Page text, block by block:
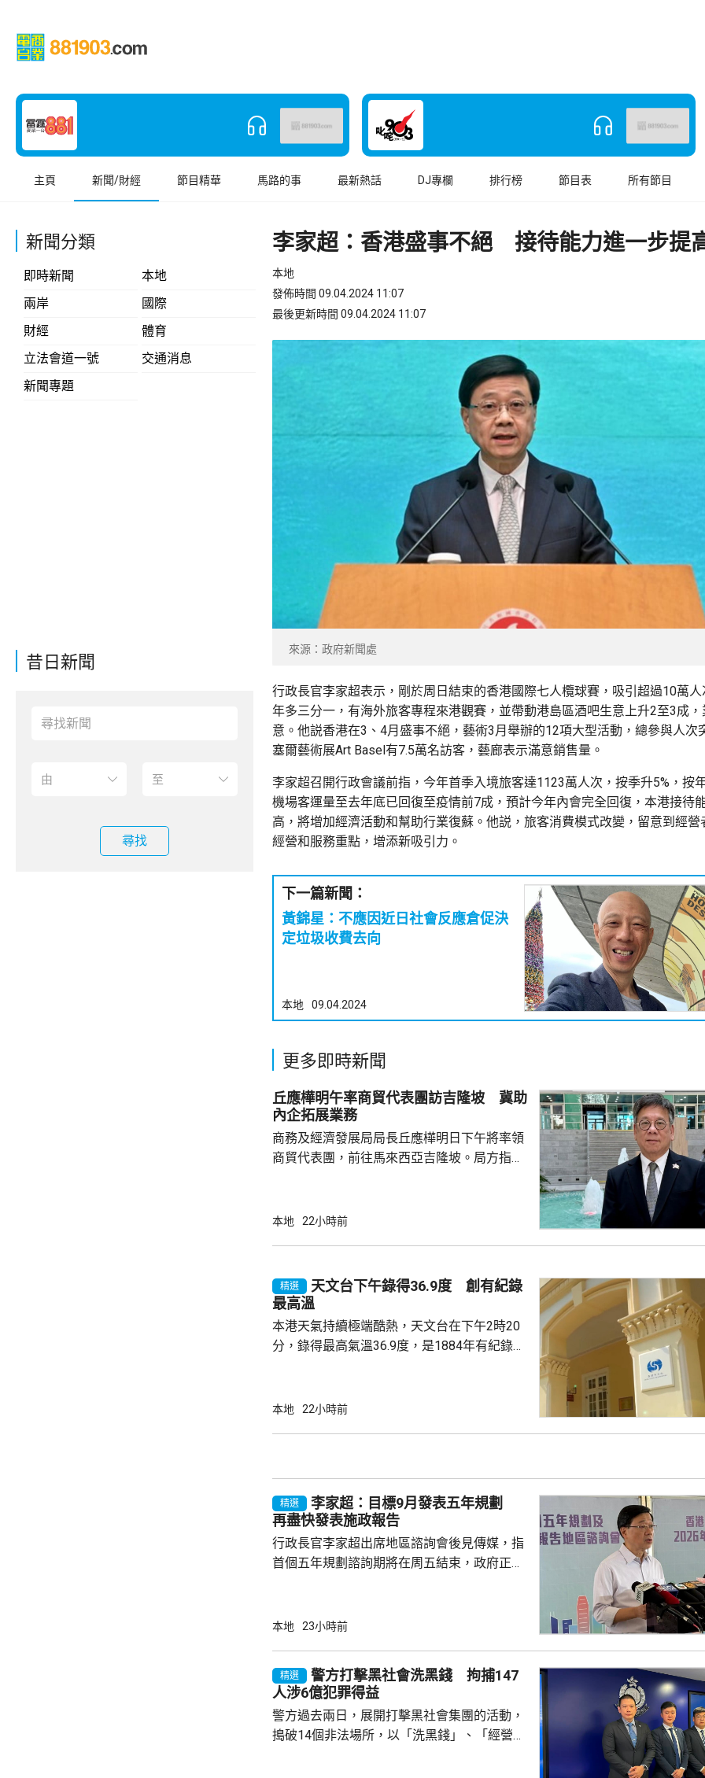
主頁 新聞/財經 節目精華 馬路的事 最新熱話 DJ專欄 排行榜 節目表 所有節目
新聞分類
即時新聞
本地
兩岸
國際
財經
體育
立法會道一號
交通消息
新聞專題
昔日新聞
尋找
李家超：香港盛事不絕 接待能力進一步提
本地
發佈時間 09.04.2024 11:07
最後更新時間 09.04.2024 11:07
來源：政府新聞處
行政長官李家超表示，剛於周日結束的香港國際七人欖球賽，吸引超過10萬
年多三分一，有海外旅客專程來港觀賽，並帶動港島區酒吧生意上升2至3成
意。他説香港在3、4月盛事不絕，藝術3月舉辦的12項大型活動，總參與人次
塞爾藝術展Art Basel有7.5萬名訪客，藝廊表示滿意銷售量。
李家超召開行政會議前指，今年首季入境旅客達1123萬人次，按季升5%，按
機場客運量至去年底已回復至疫情前7成，預計今年內會完全回復，本港接待
高，將增加經濟活動和幫助行業復蘇。他説，旅客消費模式改變，留意到經營
經營和服務重點，增添新吸引力。
下一篇新聞：
黃錦星：不應因近日社會反應倉促決
定垃圾收費去向
本地 09.04.2024
更多即時新聞
丘應樺明午率商貿代表團訪吉隆坡 冀助
內企拓展業務
商務及經濟發展局局長丘應樺明日下午將率領
商貿代表團，前往馬來西亞吉隆坡。局方指，
了解海外市場情況和需要，代表團成員包括內
會參與，將出席貿發局舉辦的推廣活動，以及
投資推廣署舉辦的商務研討會暨交流午宴，並
參觀企業，以及與當地商會和相關機構交
流。...
本地 22小時前
精選
天文台下午錄得36.9度 創有紀錄
最高溫
本港天氣持續極端酷熱，天文台在下午2時20
分，錄得最高氣溫36.9度，是1884年有紀錄以
端酷熱的天氣，本港下午多處氣溫升至37度或
本地 22小時前
精選
李家超：目標9月發表五年規劃
再盡快發表施政報告
行政長官李家超出席地區諮詢會後見傳媒，指
首個五年規劃諮詢期將在周五結束，政府正馬
施政報告發表時間距離五年規劃越短越好，盡
場諮詢會，收集到的意見當中，有1.3萬份與
五年規劃有關，8500份與施政報告有關。他
指，諮詢期間，不少意見反映市民...
本地 23小時前
精選
警方打擊黑社會洗黑錢 拘捕147
人涉6億犯罪得益
警方過去兩日，展開打擊黑社會集團的活動，
搗破14個非法場所，以「洗黑錢」、「經營非